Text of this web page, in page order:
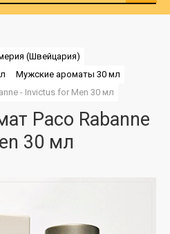
(Швейцария)
Мужские ароматы 30 мл
- Invictus for Men 30 мл
Paco Rabanne
30 мл